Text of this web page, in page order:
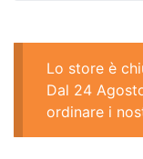
Lo store è
Dal 24
ordinare i